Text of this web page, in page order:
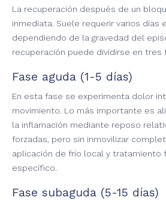
La recuperación después de un
inmediata. Suele requerir varios días
dependiendo de la gravedad del
recuperación puede dividirse en tres
Fase aguda (1-5 días)
En esta fase se experimenta dolor
movimiento. Lo más importante es
la inflamación mediante reposo
forzadas, pero sin inmovilizar
aplicación de frío local y tratamiento
específico.
Fase subaguda (5-15 días)